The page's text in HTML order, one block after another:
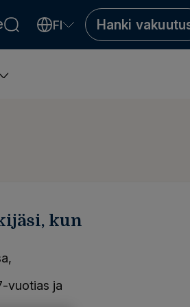
FI
Valitse kieli Välj språk
Hanki
kun
vuotias ja